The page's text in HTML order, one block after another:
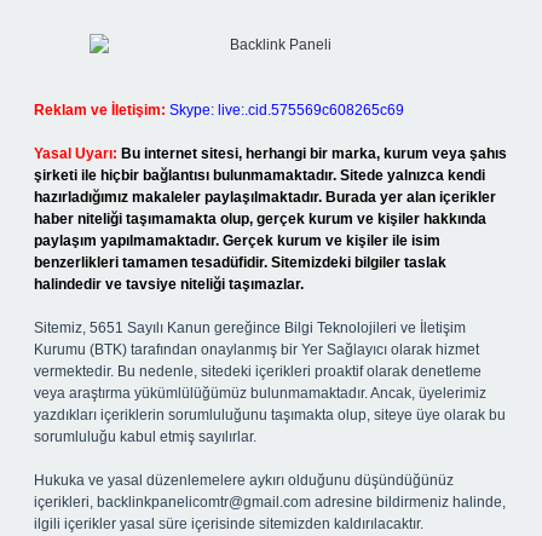
Reklam ve İletişim: Skype: live:.cid.575569c608265c69
Yasal Uyarı: Bu internet sitesi, herhangi bir marka, kurum veya şahıs
şirketi ile hiçbir bağlantısı bulunmamaktadır. Sitede yalnızca kendi
hazırladığımız makaleler paylaşılmaktadır. Burada yer alan içerikler
haber niteliği taşımamakta olup, gerçek kurum ve kişiler hakkında
paylaşım yapılmamaktadır. Gerçek kurum ve kişiler ile isim
benzerlikleri tamamen tesadüfidir. Sitemizdeki bilgiler taslak
halindedir ve tavsiye niteliği taşımazlar.
Sitemiz, 5651 Sayılı Kanun gereğince Bilgi Teknolojileri ve İletişim
Kurumu (BTK) tarafından onaylanmış bir Yer Sağlayıcı olarak hizmet
vermektedir. Bu nedenle, sitedeki içerikleri proaktif olarak denetleme
veya araştırma yükümlülüğümüz bulunmamaktadır. Ancak, üyelerimiz
yazdıkları içeriklerin sorumluluğunu taşımakta olup, siteye üye olarak bu
sorumluluğu kabul etmiş sayılırlar.
Hukuka ve yasal düzenlemelere aykırı olduğunu düşündüğünüz
içerikleri, backlinkpanelicomtr@gmail.com adresine bildirmeniz halinde,
ilgili içerikler yasal süre içerisinde sitemizden kaldırılacaktır.